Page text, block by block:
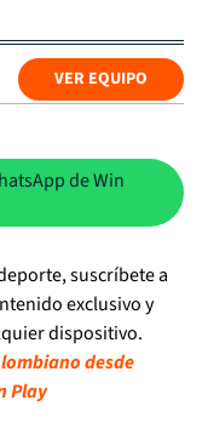
VER EQUIPO
de Win
suscríbete a
exclusivo y
dispositivo.
desde
Play